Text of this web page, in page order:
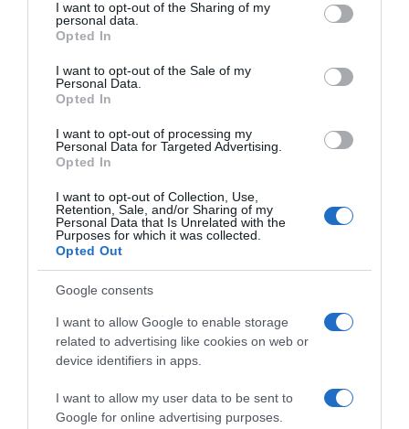
not limited to your visit or usage behaviour. You may click to
grant or deny consent to Google and its third-party tags to
use your data for below specified purposes in below Google
consent section.
I want to opt-out of the Sharing of my
personal data.
Opted In
I want to opt-out of the Sale of my
Personal Data.
Opted In
I want to opt-out of processing my
Personal Data for Targeted Advertising.
Opted In
I want to opt-out of Collection, Use,
Retention, Sale, and/or Sharing of my
Personal Data that Is Unrelated with the
Purposes for which it was collected.
Opted Out
Google consents
I want to allow Google to enable storage
related to advertising like cookies on web or
device identifiers in apps.
I want to allow my user data to be sent to
Google for online advertising purposes.
U psihološkom smislu, to može ukazivati na nisku razinu socijalne
se „pogriješiti“ ili „ispasti čudni“ – vode se osjećajem za trenutak,
a ne pravilima.
6. Ponašanje kao ogledalo unutarnje kulture
Ponašanje prema
konobarima – bilo da je gost ljubazan, arogantan ili spreman
pomoći – često otkriva kako se osoba ponaša i u drugim
aspektima života. Ljudi koji pomažu u malim stvarima, obično su
pouzdani i u velikima. Ovakvi postupci ukazuju na integritet –
povezanost između misli, osjećaja i djela.
U psihologiji se često ističe da sitnice koje činimo kada “nismo
dužni” najbolje otkrivaju tko smo. Ako gost pomaže konobaru iako
nema nikakvu korist od toga – to otkriva dublje vrijednosti i
karakter, koji ne ovise o vanjskim očekivanjima.
Tanjur kao ogledalo duše